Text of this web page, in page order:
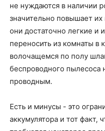
не нуждаются в наличии
значительно повышает
они достаточно легкие и
переносить из комнаты в
волочащемся по полу
беспроводного
проводным.
Есть и минусы - это
аккумулятора и тот факт,